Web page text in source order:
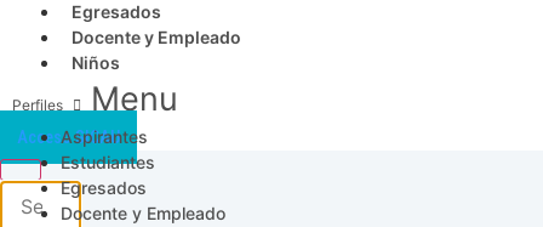
Egresados
Docente y Empleado
Niños
Menu
Aspirantes
Estudiantes
Egresados
Docente y Empleado
Acceso SICAU